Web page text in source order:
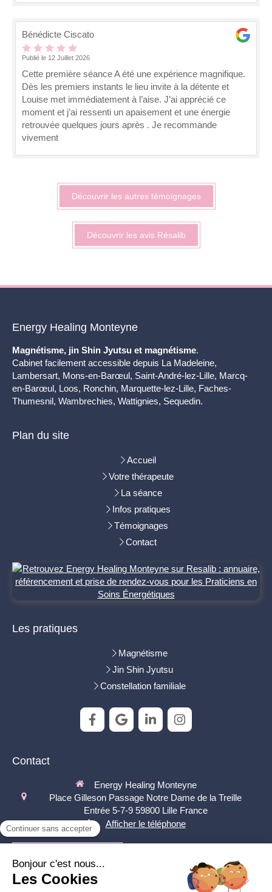
Bénédicte Ciscato
Publié le 12 Juillet 2026
Cette première séance A été une expérience magnifique.
Dès les premiers instants le lieu invite à la détente et
Louise met immédiatement à l’aise. J’ai apprécié ce
moment et j’ai ressenti un apaisement et une énergie
retrouvée quelques jours après . Je recommande
vivement
Découvrir les autres témoignages
Découvrir les avis Résalib
Energy Healing Monteyne
Magnétisme, jin Shin Jyutsu et magnétisme.
Cabinet facilement accessible depuis La Madeleine,
Lambersart, Mons-en-Barœul, Saint-André-lez-Lille, Marcq-
en-Barœul, Loos, Ronchin, Marquette-lez-Lille, Faches-
Thumesnil, Wambrechies, Wattignies, Sequedin.
Plan du site
Accueil
Votre thérapeute
La séance
Infos pratiques
Témoignages
Contact
Les pratiques
Magnétisme
Jin Shin Jyutsu
Constellation familiale
Contact
Energy Healing Monteyne
Place Gilleson Passage Notre Dame de la Treille
Entrée 5-7-9 59800 Lille France
Afficher le téléphone